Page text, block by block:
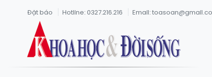
Đặt báo Hotline: 0327.216.216 Email: